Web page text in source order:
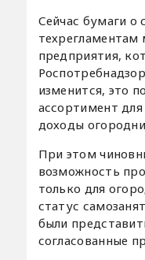
Сейчас бумаги о
техрегламентам
предприятия,
изменится, это
ассортимент
доходы
При этом
возможность
только для
статус
были
согласованные